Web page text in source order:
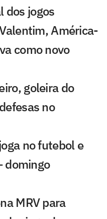
dos jogos
América-
como novo
goleira do
no
no futebol e
domingo
MRV para